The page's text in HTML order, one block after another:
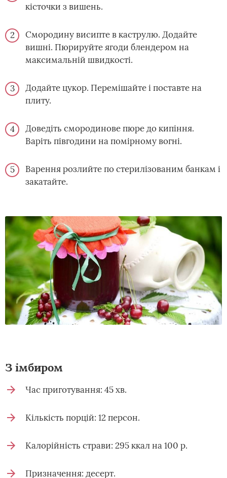
кісточки з вишень.
Смородину висипте в каструлю. Додайте
вишні. Пюрируйте ягоди блендером на
максимальній швидкості.
Додайте цукор. Перемішайте і поставте на
плиту.
Доведіть смородинове пюре до кипіння.
Варіть півгодини на помірному вогні.
Варення розлийте по стерилізованим банкам і
закатайте.
З імбиром
Час приготування: 45 хв.
Кількість порцій: 12 персон.
Калорійність страви: 295 ккал на 100 р.
Призначення: десерт.